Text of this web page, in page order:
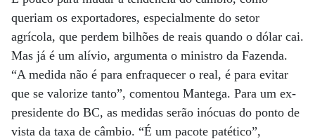
queriam os exportadores, especialmente do setor
agrícola, que perdem bilhões de reais quando o dólar cai.
Mas já é um alívio, argumenta o ministro da Fazenda.
“A medida não é para enfraquecer o real, é para evitar
que se valorize tanto”, comentou Mantega. Para um ex-
presidente do BC, as medidas serão inócuas do ponto de
vista da taxa de câmbio. “É um pacote patético”,